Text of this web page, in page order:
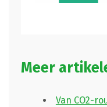
Meer
Van CO2-